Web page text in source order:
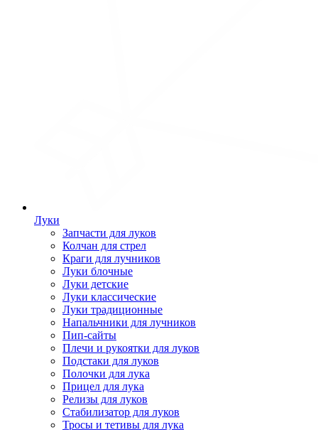
Луки
Запчасти для луков
Колчан для стрел
Краги для лучников
Луки блочные
Луки детские
Луки классические
Луки традиционные
Напальчники для лучников
Пип-сайты
Плечи и рукоятки для луков
Подстаки для луков
Полочки для лука
Прицел для лука
Релизы для луков
Стабилизатор для луков
Тросы и тетивы для лука